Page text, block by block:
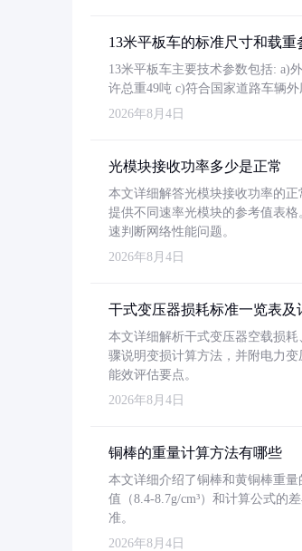
13米平板车的标准尺寸和载重
13米平板车主要技术参数包括: a)
许总重49吨 c)符合国家道路车辆
2026年8月4日
光模块接收功率多少是正常
本文详细解答光模块接收功率的
提供不同速率光模块的参考值表
速判断网络性能问题。
2026年8月4日
干式变压器损耗标准一览表及
本文详细解析干式变压器空载损
骤说明变损计算方法，并附电力
能效评估要点。
2026年8月4日
铜棒的重量计算方法有哪些
本文详细介绍了铜棒和黄铜棒重
值（8.4-8.7g/cm³）和计算公式的
准。
2026年8月4日